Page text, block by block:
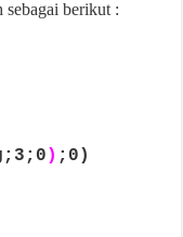
sebagai berikut :
) ;0)